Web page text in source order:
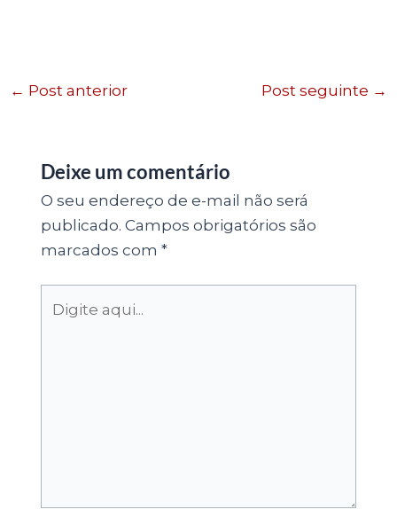
← Post anterior Post seguinte →
Deixe um comentário
O seu endereço de e-mail não será
publicado. Campos obrigatórios são
marcados com *
aqui...